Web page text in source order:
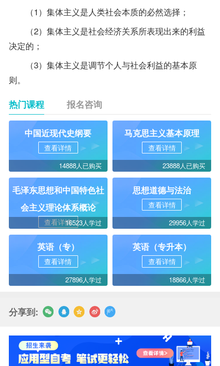
（1）集体主义是人类社会本质的必然选择；
（2）集体主义是社会经济关系所表现出来的利益
决定的；
（3）集体主义是调节个人与社会利益的基本原
则。
热门课程 报名咨询
中国近现代史纲要
查看详情
14888人已购买
马克思主义基本原理
查看详情
23888人已购买
毛泽东思想和中国特色社
会主义理论体系概论
查看详情16523人学过
思想道德与法治
查看详情
29956人学过
英语（专）
查看详情
27896人学过
英语（专升本）
查看详情
18866人学过
分享到: